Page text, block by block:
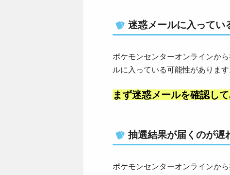
迷惑メールに入ってい
ポケモンセンターオンラインか
ルに入っている可能性があります
まず迷惑メールを確認し
抽選結果が届くのが遅
ポケモンセンターオンラインか